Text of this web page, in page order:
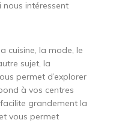
intéressent
cuisine, la mode, le
sujet, la
permet d’explorer
à vos centres
grandement la
vous permet